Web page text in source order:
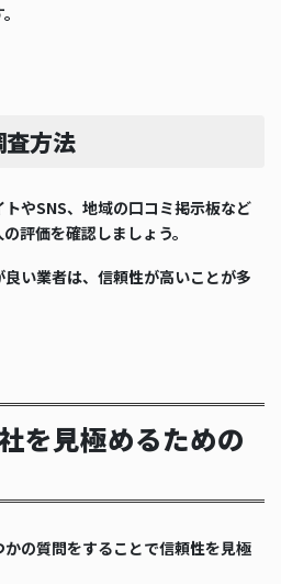
方法
やSNS、地域の口コミ掲示板など
評価を確認しましょう。
い業者は、信頼性が高いことが多
を見極めるための
の質問をすることで信頼性を見極